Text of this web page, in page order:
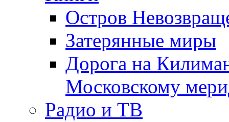
Остров
Затерянные миры
Дорога на
Московскому
Радио и ТВ